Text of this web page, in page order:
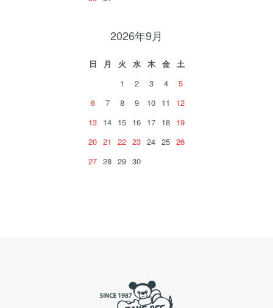
2026年9月
日 月 火 水 木 金
土
1
2 3 4
5
6
7 8 9 10 11
12
13 14 15 16 17 18 19
20 21 22 23 24 25 26
27 28 29 30